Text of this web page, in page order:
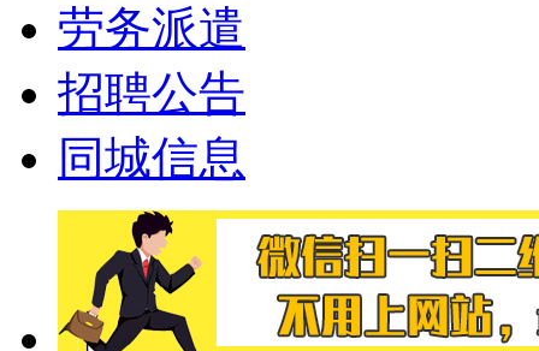
劳务派遣
招聘公告
同城信息